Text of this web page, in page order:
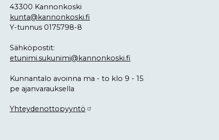
43300 Kannonkoski
kunta@kannonkoski.fi
Y-tunnus 0175798-8
Sähköpostit:
etunimi.sukunimi@kannonkoski.fi
Kunnantalo avoinna ma - to klo 9 - 15
pe ajanvarauksella
Yhteydenottopyyntö